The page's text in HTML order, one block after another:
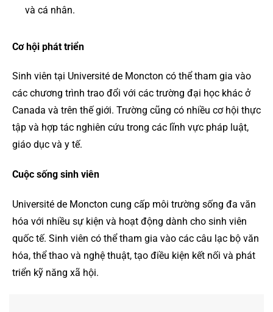
và cá nhân.
Cơ hội phát triển
Sinh viên tại Université de Moncton có thể tham gia vào
các chương trình trao đổi với các trường đại học khác ở
Canada và trên thế giới. Trường cũng có nhiều cơ hội thực
tập và hợp tác nghiên cứu trong các lĩnh vực pháp luật,
giáo dục và y tế.
Cuộc sống sinh viên
Université de Moncton cung cấp môi trường sống đa văn
hóa với nhiều sự kiện và hoạt động dành cho sinh viên
quốc tế. Sinh viên có thể tham gia vào các câu lạc bộ văn
hóa, thể thao và nghệ thuật, tạo điều kiện kết nối và phát
triển kỹ năng xã hội.